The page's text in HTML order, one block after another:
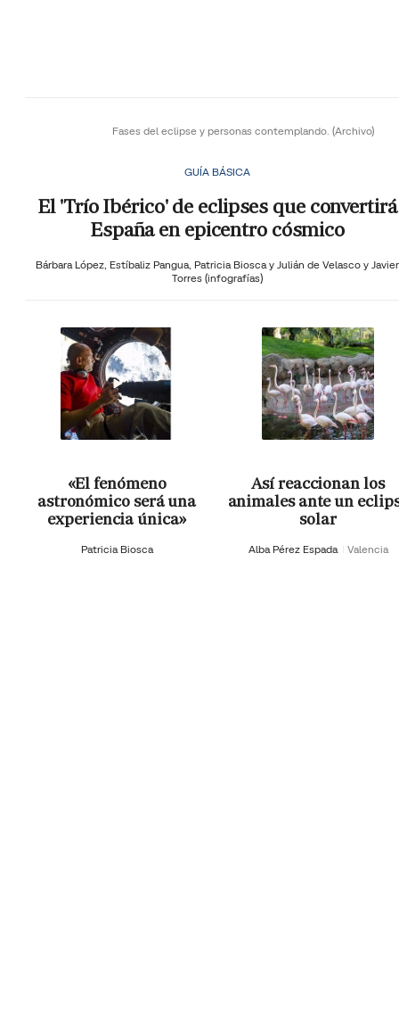
Fases del eclipse y personas contemplando. (Archivo)
GUÍA BÁSICA
El 'Trío Ibérico' de eclipses que convertirá
España en epicentro cósmico
Bárbara López, Estíbaliz Pangua, Patricia Biosca y Julián de Velasco y Javier
Torres (infografías)
«El fenómeno
astronómico será una
experiencia única»
Patricia Biosca
Así reaccionan los
animales ante un
solar
Alba Pérez Espada Valencia